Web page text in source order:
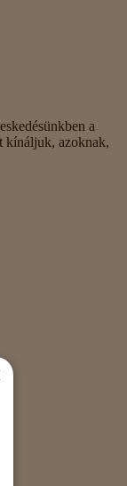
a
kínáljuk, azoknak,